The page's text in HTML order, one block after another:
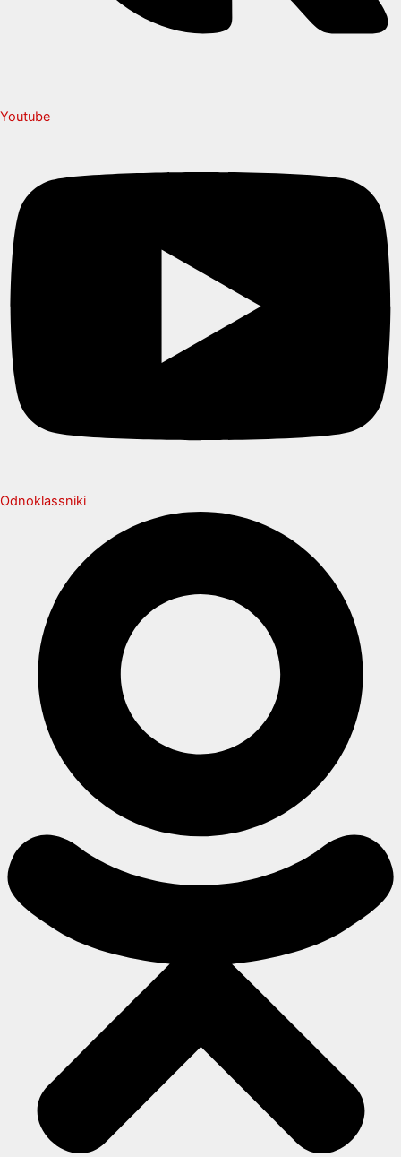
Youtube
Odnoklassniki